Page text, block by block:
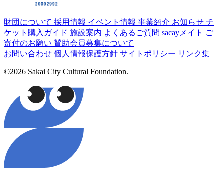
財団について 採用情報 イベント情報 事業紹介 お知らせ チ
ケット購入ガイド 施設案内 よくあるご質問 sacayメイト ご
寄付のお願い 賛助会員募集について
お問い合わせ 個人情報保護方針 サイトポリシー リンク集
©2026 Sakai City Cultural Foundation.